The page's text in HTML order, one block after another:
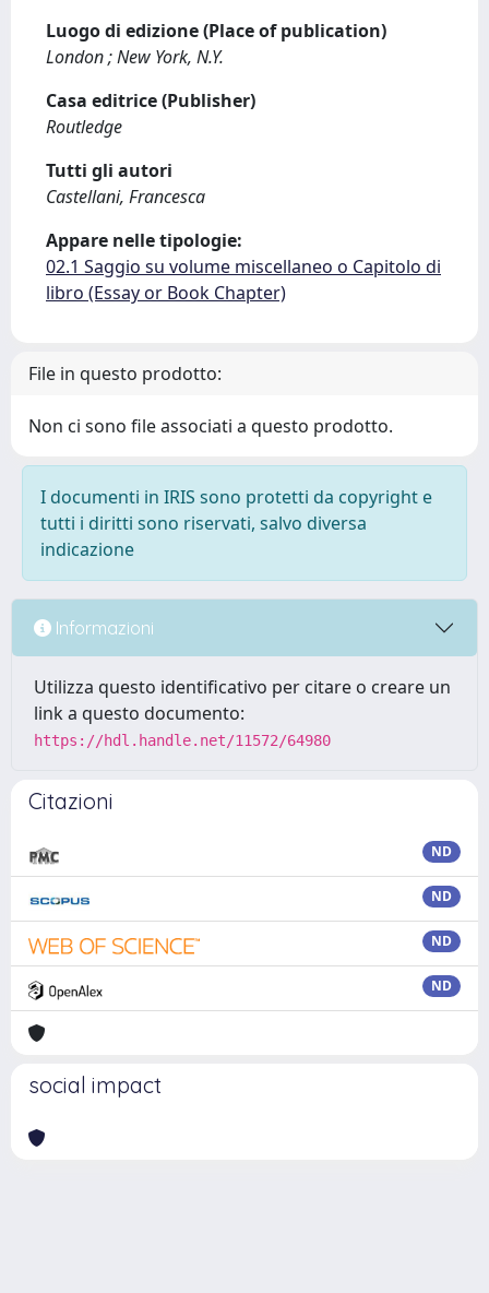
Luogo di edizione (Place of publication)
London ; New York, N.Y.
Casa editrice (Publisher)
Routledge
Tutti gli autori
Castellani, Francesca
Appare nelle tipologie:
02.1 Saggio su volume miscellaneo o Capitolo di
libro (Essay or Book Chapter)
File in questo prodotto:
Non ci sono file associati a questo prodotto.
I documenti in IRIS sono protetti da copyright e
tutti i diritti sono riservati, salvo diversa
indicazione
Informazioni
Utilizza questo identificativo per citare o creare un
link a questo documento:
https://hdl.handle.net/11572/64980
Citazioni
ND
ND
ND
ND
social impact